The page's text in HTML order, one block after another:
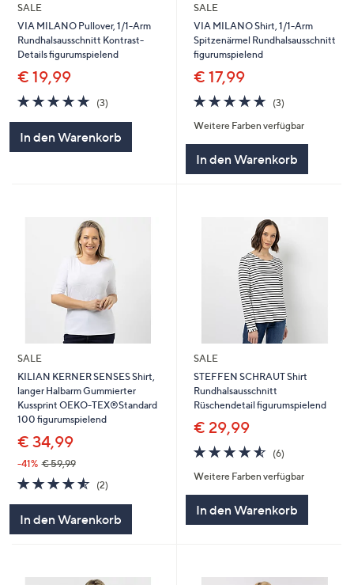
SALE
VIA MILANO Pullover, 1/1-Arm
Rundhalsausschnitt Kontrast-
Details figurumspielend
€ 19,99
4.7
von
5
(3)
In den Warenkorb
SALE
VIA MILANO Shirt, 1/1-Arm
Spitzenärmel Rundhalsausschnitt
figurumspielend
€ 17,99
4.7
von
5
(3)3
Weitere Farben verfügbar
In den Warenkorb
SALE
KILIAN KERNER SENSES Shirt,
langer Halbarm Gummierter
Kussprint OEKO-TEX®Standard
100 figurumspielend
€ 34,99
-41% € 59,99
4.5
von
5
(2)
In den Warenkorb
SALE
STEFFEN SCHRAUT Shirt
Rundhalsausschnitt
Rüschendetail figurumspielend
€ 29,99
4.5
von
5
(6)6
Weitere Farben verfügbar
In den Warenkorb